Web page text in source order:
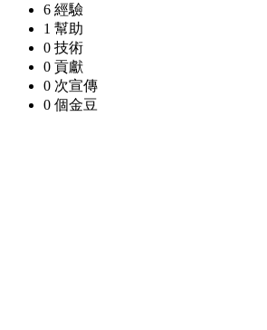
6 經驗
1 幫助
0 技術
0 貢獻
0 次宣傳
0 個金豆